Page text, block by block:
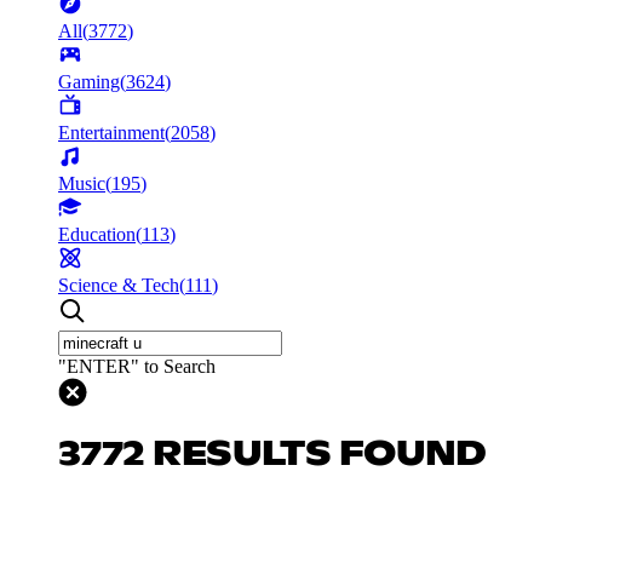
All(3772)
Gaming(3624)
Entertainment(2058)
Music(195)
Education(113)
Science & Tech(111)
"ENTER" to Search
3772 RESULTS FOUND